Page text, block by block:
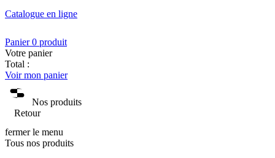
Catalogue en ligne
Panier 0 produit
Votre panier
Total :
Voir mon panier
Nos produits
Retour
fermer le menu
Tous nos produits